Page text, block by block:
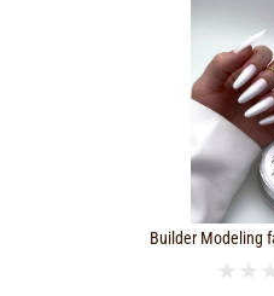
Builder Modeling
★ ★